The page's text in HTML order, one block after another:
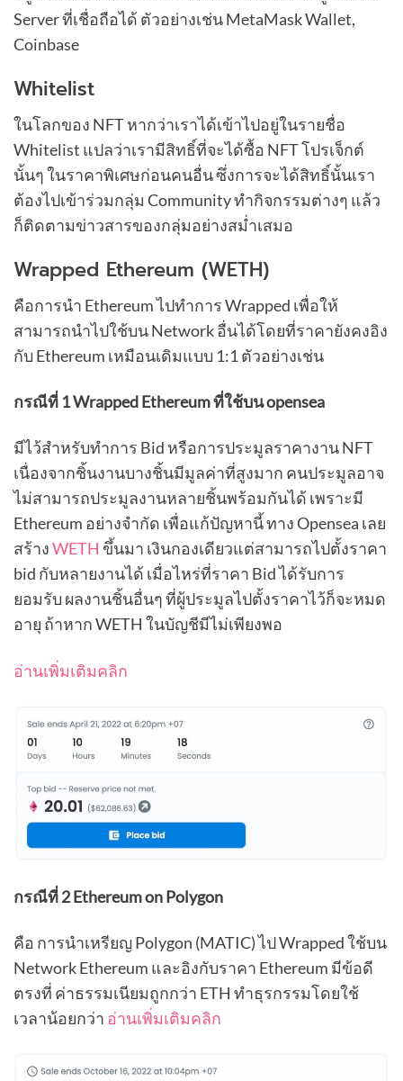
Server ที่เชื่อถือได้ ตัวอย่างเช่น MetaMask Wallet,
Coinbase
Whitelist
ในโลกของ NFT หากว่าเราได้เข้าไปอยู่ในรายชื่อ
Whitelist แปลว่าเรามีสิทธิ์ที่จะได้ซื้อ NFT โปรเจ็กต์
นั้นๆ ในราคาพิเศษก่อนคนอื่น ซึ่งการจะได้สิทธิ์นั้นเรา
ต้องไปเข้าร่วมกลุ่ม Community ทำกิจกรรมต่างๆ แล้ว
ก็ติดตามข่าวสารของกลุ่มอย่างสม่ำเสมอ
Wrapped Ethereum (WETH)
คือการนำ Ethereum ไปทำการ Wrapped เพื่อให้
สามารถนำไปใช้บน Network อื่นได้โดยที่ราคายังคงอิง
กับ Ethereum เหมือนเดิมแบบ 1:1 ตัวอย่างเช่น
กรณีที่ 1 Wrapped Ethereum ที่ใช้บน opensea
มีไว้สำหรับทำการ Bid หรือการประมูลราคางาน NFT
เนื่องจากชิ้นงานบางชิ้นมีมูลค่าที่สูงมาก คนประมูลอาจ
ไม่สามารถประมูลงานหลายชิ้นพร้อมกันได้ เพราะมี
Ethereum อย่างจำกัด เพื่อแก้ปัญหานี้ ทาง Opensea เลย
สร้างWETH ขึ้นมา เงินกองเดียวแต่สามารถไปตั้งราคา
bid กับหลายงานได้ เมื่อไหร่ที่ราคา Bid ได้รับการ
ยอมรับ ผลงานชิ้นอื่นๆ ที่ผู้ประมูลไปตั้งราคาไว้ก็จะหมด
อายุ ถ้าหาก WETH ในบัญชีมีไม่เพียงพอ
อ่านเพิ่มเติมคลิก
กรณีที่ 2 Ethereum on Polygon
คือ การนำเหรียญ Polygon (MATIC) ไป Wrapped ใช้บน
Network Ethereum และอิงกับราคา Ethereum มีข้อดี
ตรงที่ ค่าธรรมเนียมถูกกว่า ETH ทำธุรกรรมโดยใช้
เวลาน้อยกว่า อ่านเพิ่มเติมคลิก